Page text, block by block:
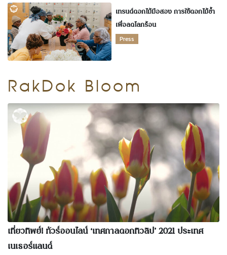
เทรนด์ดอกไม้มือสอง การใช้ดอกไม้ซ้ำ
เพื่อลดโลกร้อน
Press
RakDok Bloom
เที่ยวทิพย์! ทัวร์ออนไลน์ ‘เทศกาลดอกทิวลิป’ 2021 ประเทศ
เนเธอร์แลนด์